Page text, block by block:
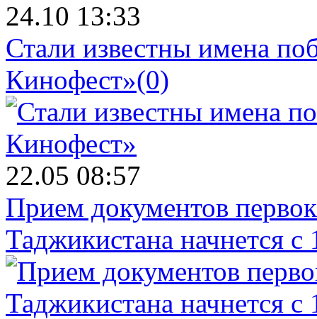
24.10 13:33
Стали известны имена
Кинофест»(0)
22.05 08:57
Прием документов
Таджикистана начнется с